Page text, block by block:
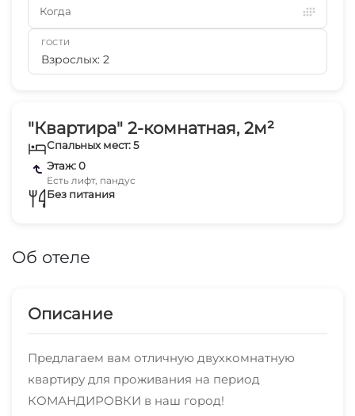
"Квартира" 2-комнатная, 2м²
Спальных мест: 5
Этаж: 0
Есть лифт, пандус
Без питания
Об отеле
Описание
Предлагаем вам отличную двухкомнатную
квартиру для проживания на период
КОМАНДИРОВКИ в наш город!
Когда
ГОСТИ
Взрослых: 2